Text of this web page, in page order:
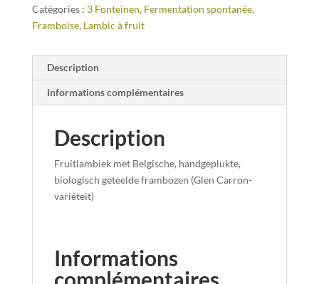
Catégories : 3 Fonteinen, Fermentation spontanée,
Framboise, Lambic à fruit
Description
Informations complémentaires
Description
Fruitlambiek met Belgische, handgeplukte,
biologisch geteelde frambozen (Glen Carron-
variëteit)
Informations